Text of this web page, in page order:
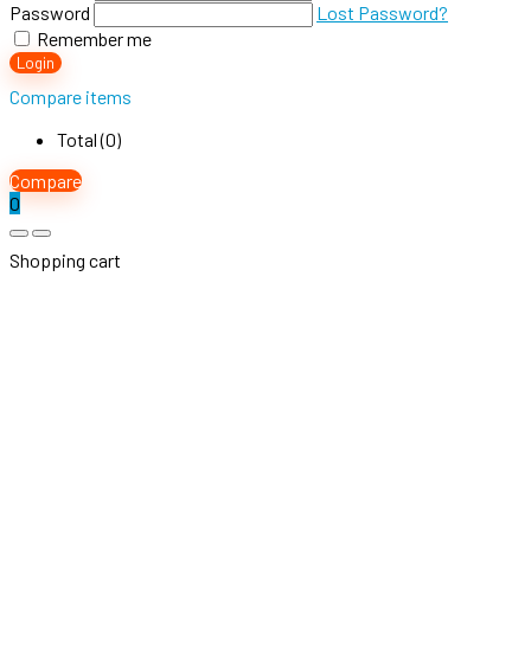
Password
Lost Password?
Remember me
Login
Compare items
Total (0)
Compare
0
Shopping cart